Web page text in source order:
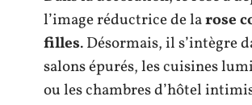
l’image réductrice de larose
filles. Désormais, il s’intègre
salons épurés, les cuisines
ou les chambres d’hôtel